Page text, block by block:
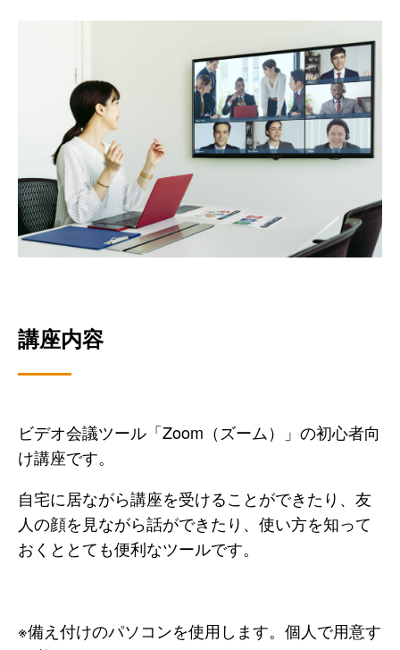
講座内容
ビデオ会議ツール「Zoom（ズーム）」の初心者向
け講座です。
自宅に居ながら講座を受けることができたり、友
人の顔を見ながら話ができたり、使い方を知って
おくととても便利なツールです。
※備え付けのパソコンを使用します。個人で用意す